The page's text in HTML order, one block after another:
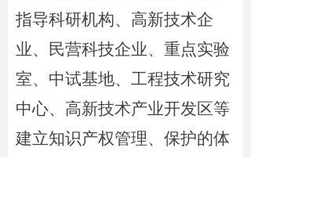
指导科研机构、高新技术企
业、民营科技企业、重点实验
室、中试基地、工程技术研究
中心、高新技术产业开发区等
建立知识产权管理、保护的体